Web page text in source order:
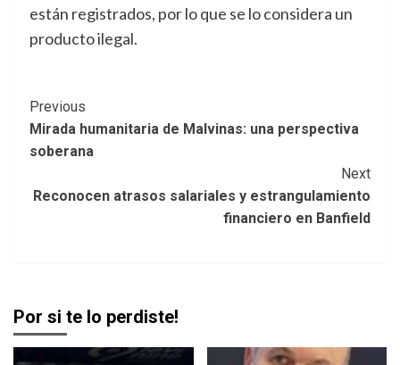
están registrados, por lo que se lo considera un
producto ilegal.
Post
Navigation
Previous
Mirada humanitaria de Malvinas: una perspectiva
soberana
Next
Reconocen atrasos salariales y estrangulamiento
financiero en Banfield
Por si te lo perdiste!